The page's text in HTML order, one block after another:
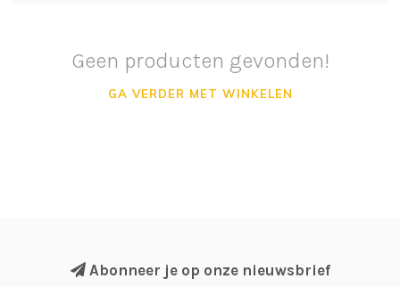
Geen producten gevonden!
GA VERDER MET WINKELEN
Abonneer je op onze nieuwsbrief